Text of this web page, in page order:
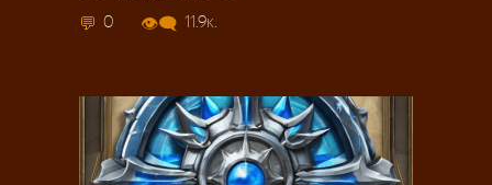
0 11.9к.